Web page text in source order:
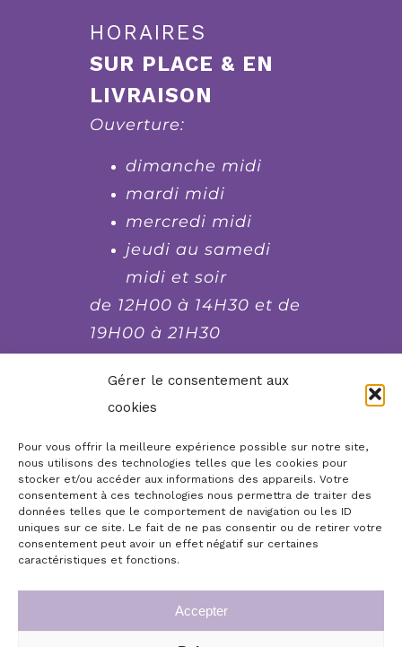
Gérer le consentement aux
cookies
Pour vous offrir la meilleure expérience possible sur notre site,
nous utilisons des technologies telles que les cookies pour
stocker et/ou accéder aux informations des appareils. Votre
consentement à ces technologies nous permettra de traiter des
données telles que le comportement de navigation ou les ID
uniques sur ce site. Le fait de ne pas consentir ou de retirer votre
consentement peut avoir un effet négatif sur certaines
caractéristiques et fonctions.
Accepter
HORAIRES
SUR PLACE & EN
LIVRAISON
Ouverture:
dimanche midi
mardi midi
mercredi midi
jeudi au samedi
midi et soir
de 12H00 à 14H30 et de
19H00 à 21H30
fermé le lundi et le
dimanche soir, mardi
soir et mercredi soir
Réserver, commander,
contacter...
Accueil
Commande de chèques cadeaux repas
Boutique en ligne
Infos légales